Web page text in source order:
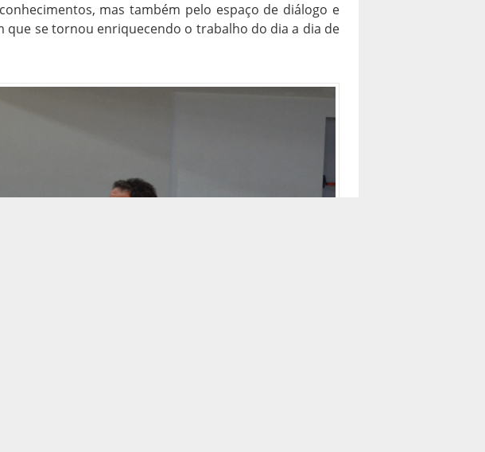
mas também pelo espaço de diálogo e
que se tornou enriquecendo o trabalho do dia a dia de